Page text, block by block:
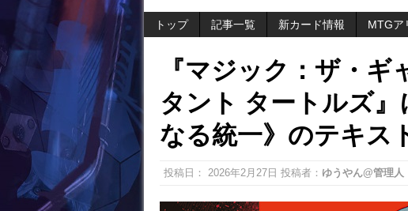
トップ 記事一覧 新カード情報 MTGア
『マジック：ザ・
タント タートルズ
なる統一》のテキス
投稿日： 2026年2月27日 投稿者： ゆうやん@管理人